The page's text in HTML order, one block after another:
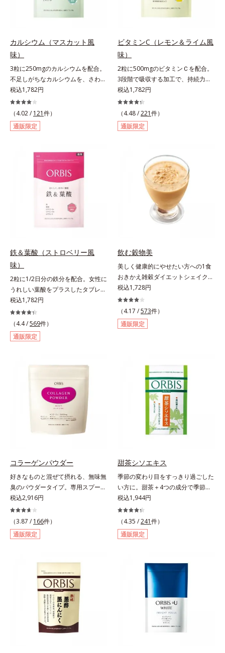
な不快感やストレスは無し！ 時短
ケアにもなるため、忙しい方にもお
に早速、毎日2粒（目安）の新習慣
を始めましょう。* 紫外線などによ
り失われるビタミンCを中心とした
栄養成分の補給
訂増補日本食品標準成分表2020」
より、ほうれん草（ゆで）1束210g
カルシウム（マスカット風
味）
3粒に250mgのカルシウムを配合。
不足しがちなカルシウムを、さわや
かな甘さのマスカット風味で。3粒
にお魚約4.5尾分（*1）のカルシウ
ムを配合したタブレット。どんどん
不足していくカルシウムを、手軽に
おいしくチャージできる、さわやか
「五訂増補日本食品標準成分表
2010」より、さんま（生）1尾
175gとして可食部換算した場合。
税込1,782円
（4.02 / 121件）
通販限定
ビタミンC（レモン＆ライム風
味）
2粒に500mgのビタミンＣを配合。
3段階で吸収する加工で、持続力が
ぐんとアップ。ビタミンC（レモン
＆ライム風味）は、栄養機能食品で
すビタミンCは、皮膚や粘膜の健康
維持を助けるとともに、抗酸化作用
を持つ栄養素です。2粒にレモン約
ました。3段階でゆっくり吸収する
加工で、持続力を高めています。程
よい酸味で食べやすい、レモン＆ラ
イム風味です。*1 : 社団法人全国清
涼飲料工業会の取り決めに基づきレ
モン果実1個（120g）当り20mgと
して可食部換算した場合。
税込1,782円
（4.48 /221件）
通販限定
鉄＆葉酸（ストロベリー風
味）
2粒に1/2日分の鉄分を配合。女性に
うれしい葉酸をプラスしたタブレッ
トタイプ。2粒にプルーン約50個分
（*1）もの鉄分を配合し、さらに女
性周期をサポートする葉酸をプラス
しました。甘酸っぱくて続けやす
い、ストロベリー風味です。*1 :
2010」より、プルーン（乾）1個
税込1,782円
（4.4 /569件）
通販限定
飲む穀物美
美しく健康的にやせたい方への1食
おきかえ雑穀ダイエットシェイク。
豆乳や牛乳などと粉を混ぜるだけで
簡単、1食おきかえ雑穀ダイエット
シェイクです。サクサクッと噛める
食感豊かな大豆フレークが、噛むこ
とで食欲を満たしてくれます。さら
を目指すダイエッターを、内側から
サポートします！黒糖きなこ味（カ
ロリー 92kcal ※1食分・本品粉末の
み）やさしい甘さの黒糖とほのかに
香るきなこが溶け合う幸せな味わ
い。たっぷり飲んでも飽きないおい
しさです。
税込1,728円
（4.17 /573件）
通販限定
コラーゲンパウダー
好きなものと混ぜて摂れる、無味無
臭のパウダータイプ。専用スプーン
1杯で、ハリと弾力のある毎日に欠
かせない「コラーゲン」5,000㎎を
手軽に摂れる美容パウダーです。無
味無臭で飲み物や料理に影響がな
く、冷たい飲み物にも簡単に溶ける
税込2,916円
（3.87 / 166件）
通販限定
甜茶シソエキス
季節の変わり目をすっきり過ごした
い方に。甜茶＋4つの成分で季節に
負けない健康づくりを。GODポリ
フェノールを含むバラ科の甜茶に加
え、3種の植物成分（シソ種子エキ
ス、シジュウムグァバエキス、黄杞
葉エキス）とビタミンEを配合しま
作用。眠くなることもないので、仕
事はもちろん車を運転するときにも
大丈夫。いつでも気軽に摂れます。
気になる不快感に直接アプローチし
て、季節に負けない健康づくりを応
援します。「ムズムズしそうで窓を
開けるのがコワイ」「ティッシュと
マスクが手放せない」「買い物に行
税込1,944円
（4.35 /241件）
通販限定